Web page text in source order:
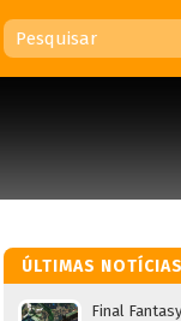
ÚLTIMAS NOTÍCIAS
Final